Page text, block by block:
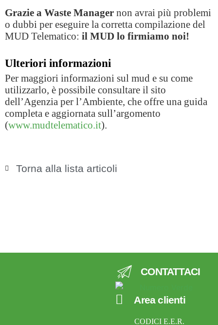
Grazie a Waste Manager non avrai più problemi
o dubbi per eseguire la corretta compilazione del
MUD Telematico: il MUD lo firmiamo noi!
Ulteriori informazioni
Per maggiori informazioni sul mud e su come
utilizzarlo, è possibile consultare il sito
dell’Agenzia per l’Ambiente, che offre una guida
completa e aggiornata sull’argomento
(www.mudtelematico.it).
Torna alla lista articoli
CONTATTACI
Area clienti
CODICI E.E.R.